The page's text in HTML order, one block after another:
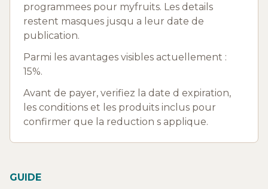
programmees pour myfruits. Les details
restent masques jusqu a leur date de
publication.
Parmi les avantages visibles actuellement :
15%.
Avant de payer, verifiez la date d expiration,
les conditions et les produits inclus pour
confirmer que la reduction s applique.
GUIDE